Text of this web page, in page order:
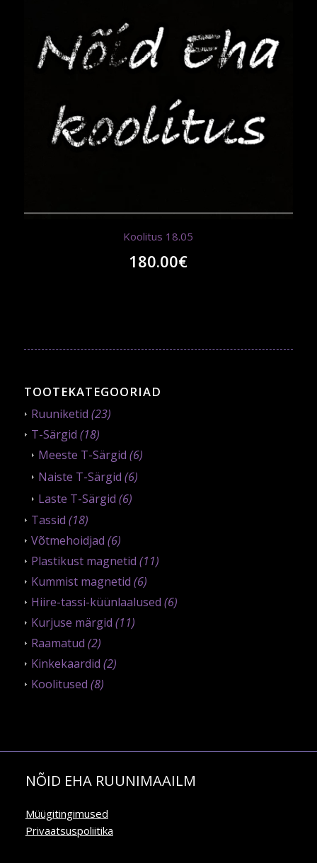
Koolitus 18.05
180.00€
TOOTEKATEGOORIAD
Ruuniketid (23)
T-Särgid (18)
Meeste T-Särgid (6)
Naiste T-Särgid (6)
Laste T-Särgid (6)
Tassid (18)
Võtmehoidjad (6)
Plastikust magnetid (11)
Kummist magnetid (6)
Hiire-tassi-küünlaalused (6)
Kurjuse märgid (11)
Raamatud (2)
Kinkekaardid (2)
Koolitused (8)
NÕID EHA RUUNIMAAILM
Müügitingimused
Privaatsuspoliitika